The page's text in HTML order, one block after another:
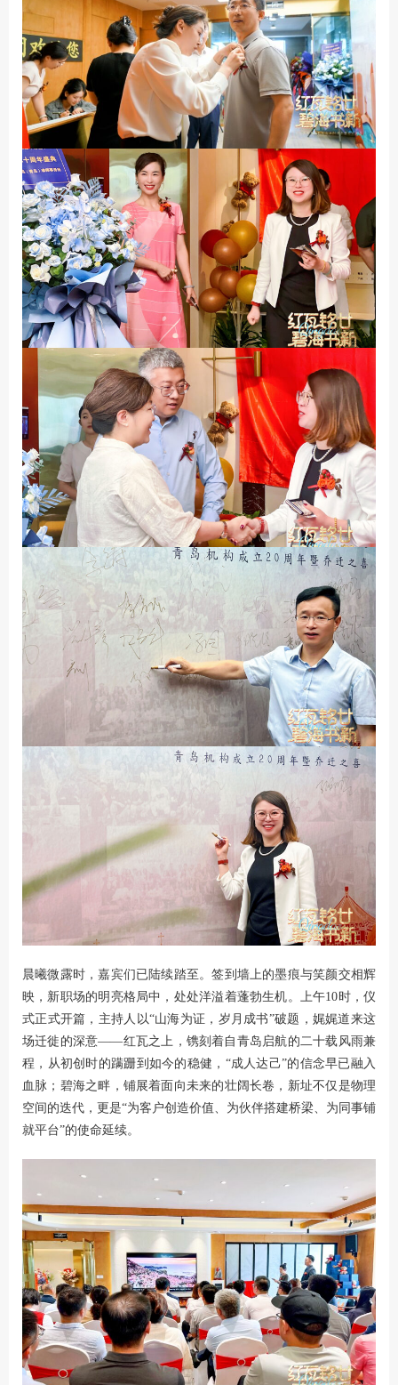
晨曦微露时，嘉宾们已陆续踏至。签到墙上的墨痕与笑颜交相辉
映，新职场的明亮格局中，处处洋溢着蓬勃生机。上午10时，仪
式正式开篇，主持人以“山海为证，岁月成书”破题，娓娓道来这
场迁徙的深意——红瓦之上，镌刻着自青岛启航的二十载风雨兼
程，从初创时的蹒跚到如今的稳健，“成人达己”的信念早已融入
血脉；碧海之畔，铺展着面向未来的壮阔长卷，新址不仅是物理
空间的迭代，更是“为客户创造价值、为伙伴搭建桥梁、为同事铺
就平台”的使命延续。